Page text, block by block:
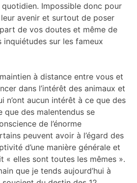
Impossible donc pour
leur avenir et surtout de poser
de vos doutes et même de
sur les fameux
à distance entre vous et
dans l’intérêt des animaux et
n’ont aucun intérêt à ce que des
que des malentendus se
de l’énorme
peuvent avoir à l’égard des
d’une manière générale et
« elles sont toutes les mêmes ».
que je tends aujourd’hui à